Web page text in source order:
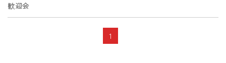
歓迎会
1